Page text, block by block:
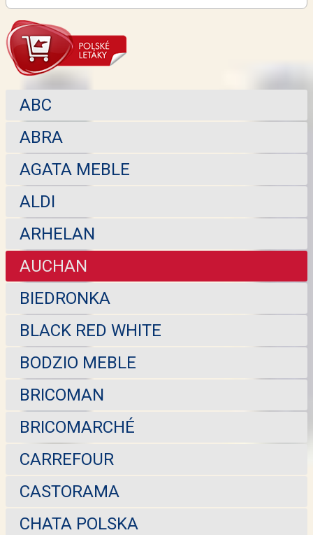
ABC
ABRA
AGATA MEBLE
ALDI
ARHELAN
AUCHAN
BIEDRONKA
BLACK RED WHITE
BODZIO MEBLE
BRICOMAN
BRICOMARCHÉ
CARREFOUR
CASTORAMA
CHATA POLSKA